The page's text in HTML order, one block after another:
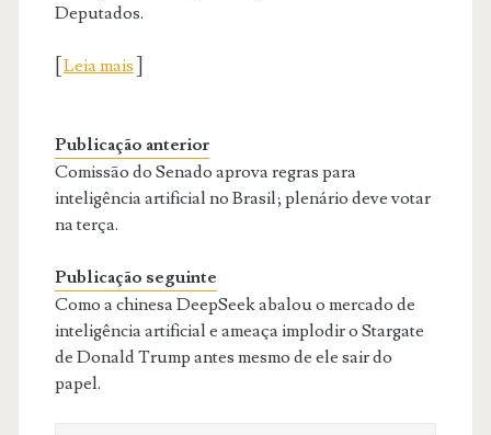
Deputados.
Leia mais
Publicação anterior
Comissão do Senado aprova regras para
inteligência artificial no Brasil; plenário deve votar
na terça.
Publicação seguinte
Como a chinesa DeepSeek abalou o mercado de
inteligência artificial e ameaça implodir o Stargate
de Donald Trump antes mesmo de ele sair do
papel.